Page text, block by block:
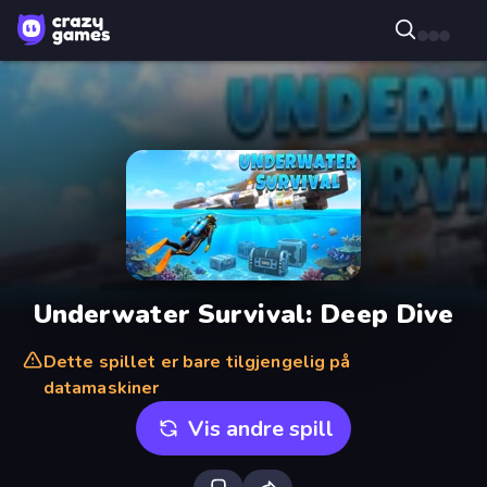
Underwater Survival: Deep Dive
Dette spillet er bare tilgjengelig på
datamaskiner
Vis andre spill